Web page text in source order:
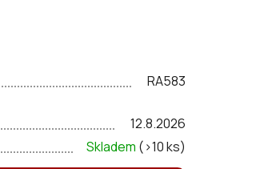
Skladem (>10 ks)
12.8.2026
RA583